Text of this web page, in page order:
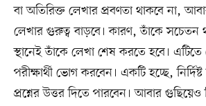
বা অতিরিক্ত লেখার প্রবণতা থাকবে না,
লেখার গুরুত্ব বাড়বে। কারণ, তাঁকে সচেতন
স্থানেই তাঁকে লেখা শেষ করতে হবে।
পরীক্ষার্থী ভোগ করবেন। একটি হচ্ছে,
প্রশ্নের উত্তর দিতে পারবেন। আবার